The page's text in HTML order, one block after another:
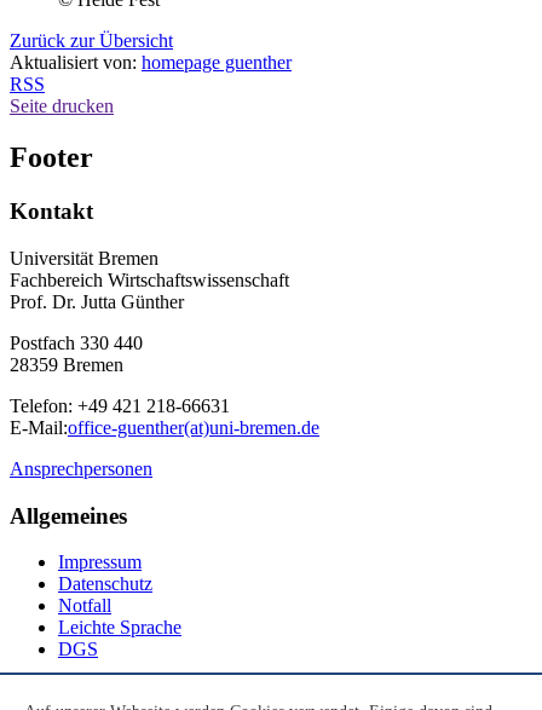
Zurück zur Übersicht
Aktualisiert von: homepage guenther
RSS
Seite drucken
Footer
Kontakt
Universität Bremen
Fachbereich Wirtschaftswissenschaft
Prof. Dr. Jutta Günther
Postfach 330 440
28359 Bremen
Telefon: +49 421 218-66631
E-Mail:office-guenther(at)uni-bremen.de
Ansprechpersonen
Allgemeines
Impressum
Datenschutz
Notfall
Leichte Sprache
DGS